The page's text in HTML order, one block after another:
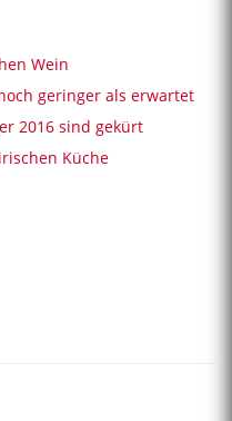
Wein
geringer als erwartet
2016 sind gekürt
Küche